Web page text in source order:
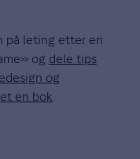
på leting etter en
og dele tips
og
en bok.